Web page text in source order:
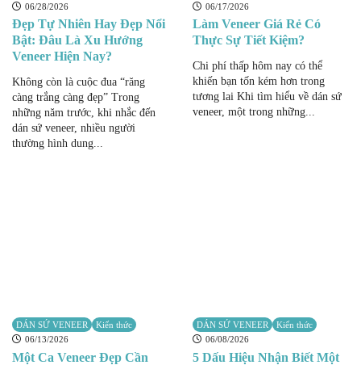
06/28/2026
Đẹp Tự Nhiên Hay Đẹp Nổi
Bật: Đâu Là Xu Hướng
Veneer Hiện Nay?
Không còn là cuộc đua “răng
càng trắng càng đẹp” Trong
những năm trước, khi nhắc đến
dán sứ veneer, nhiều người
thường hình dung...
06/17/2026
Làm Veneer Giá Rẻ Có
Thực Sự Tiết Kiệm?
Chi phí thấp hôm nay có thể
khiến bạn tốn kém hơn trong
tương lai Khi tìm hiểu về dán sứ
veneer, một trong những...
DÁN SỨ VENEER
Kiến thức
06/13/2026
Một Ca Veneer Đẹp Cần
DÁN SỨ VENEER
Kiến thức
06/08/2026
5 Dấu Hiệu Nhận Biết Một